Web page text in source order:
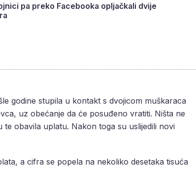
pa preko Facebooka opljačkali dvije
godine stupila u kontakt s dvojicom muškaraca
uz obećanje da će posuđeno vratiti. Ništa ne
obavila uplatu. Nakon toga su uslijedili novi
a cifra se popela na nekoliko desetaka tisuća